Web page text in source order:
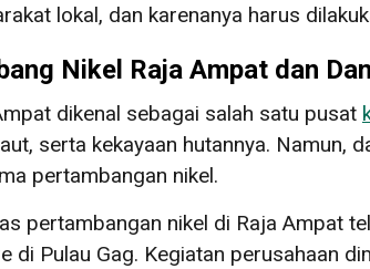
lokal, dan karenanya harus
Nikel Raja Ampat dan
dikenal sebagai salah satu pusat
serta kekayaan hutannya. Namun,
pertambangan nikel.
pertambangan nikel di Raja Ampat
di Pulau Gag. Kegiatan perusahaan